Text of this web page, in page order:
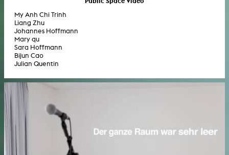
My Anh Chi Trinh
Liang Zhu
Johannes Hoffmann
Mary qu
Sara Hoffmann
Bijun Cao
Julian Quentin